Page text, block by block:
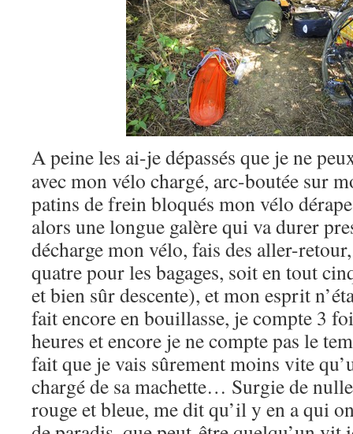
A peine les ai-je dépassés que je ne
avec mon vélo chargé, arc-boutée sur
patins de frein bloqués mon vélo
alors une longue galère qui va durer
décharge mon vélo, fais des aller-
quatre pour les bagages, soit en tout
et bien sûr descente), et mon esprit
fait encore en bouillasse, je compte 3
heures et encore je ne compte pas le
fait que je vais sûrement moins vite
chargé de sa machette… Surgie de
rouge et bleue, me dit qu’il y en a qui